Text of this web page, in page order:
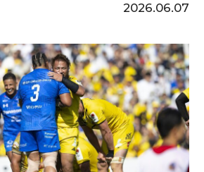
2026.06.07